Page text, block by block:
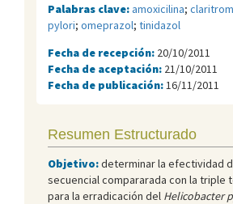
Palabras clave:amoxicilina;
pylori; omeprazol; tinidazol
Fecha de recepción: 20/10/2011
Fecha de aceptación: 21/10/2011
Fecha de publicación: 16/11/2011
Resumen Estructurado
Objetivo:determinar la efectividad
secuencial compararada con la triple
para la erradicación del Helicobacter